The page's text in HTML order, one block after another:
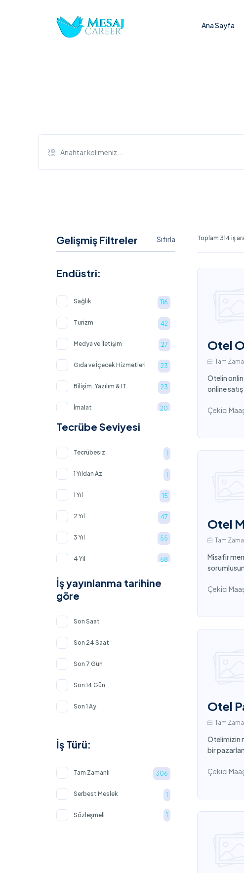
Ana Sayfa
Gelişmiş Filtreler Sıfırla
Endüstri:
Sağlık 116
Turizm 42
Medya ve İletişim 27
Gıda ve İçecek Hizmetleri 23
Bilişim; Yazılım & IT 23
İmalat 20
Ulaştırma ve Nakliye
İnşaat 20
Mağazacılık ve Perakende 17
İnsan Kaynakları 4
Spor ve Fitness 3
Tarım ve Gıda 2
Tecrübe Seviyesi
Tecrübesiz 1
1 Yıldan Az 1
1 Yıl 15
2 Yıl 47
3 Yıl 55
4 Yıl 58
5 Yıl
5-10 Yıl
10-20 Yıl
İş yayınlanma tarihine
göre
Son Saat
Son 24 Saat
Son 7 Gün
Son 14 Gün
Son 1 Ay
İş Türü:
Tam Zamanlı 306
Serbest Meslek 1
Sözleşmeli 1
Toplam 314 iş
Otel
Tam
Otelin
online
Çekici
Otel
Tam
Misafir
Çekici
Otel
Tam
Otelimizin
bir
Çekici